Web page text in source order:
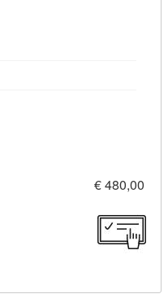
EU-DSGVO in
€ 480,00